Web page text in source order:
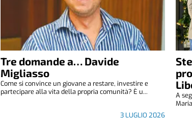
Tre domande a… Davide
Migliasso
3 LUGLIO 2026
Come si convince un giovane a restare, investire e
partecipare alla vita della propria comunità? È u...
A